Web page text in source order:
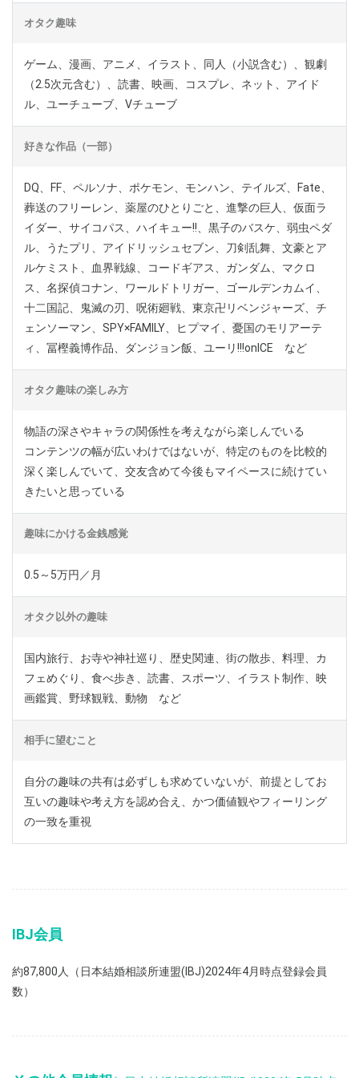
オタク趣味
ゲーム、漫画、アニメ、イラスト、同人（小説含む）、観劇
（2.5次元含む）、読書、映画、コスプレ、ネット、アイド
ル、ユーチューブ、Vチューブ
好きな作品（一部）
DQ、FF、ペルソナ、ポケモン、モンハン、テイルズ、Fate、
葬送のフリーレン、薬屋のひとりごと、進撃の巨人、仮面ラ
イダー、サイコパス、ハイキュー!!、黒子のバスケ、弱虫ペダ
ル、うたプリ、アイドリッシュセブン、刀剣乱舞、文豪とア
ルケミスト、血界戦線、コードギアス、ガンダム、マクロ
ス、名探偵コナン、ワールドトリガー、ゴールデンカムイ、
十二国記、鬼滅の刃、呪術廻戦、東京卍リベンジャーズ、チ
ェンソーマン、SPY×FAMILY、ヒプマイ、憂国のモリアーテ
ィ、冨樫義博作品、ダンジョン飯、ユーリ!!!onICE など
オタク趣味の楽しみ方
物語の深さやキャラの関係性を考えながら楽しんでいる
コンテンツの幅が広いわけではないが、特定のものを比較的
深く楽しんでいて、交友含めて今後もマイペースに続けてい
きたいと思っている
趣味にかける金銭感覚
0.5～5万円／月
オタク以外の趣味
国内旅行、お寺や神社巡り、歴史関連、街の散歩、料理、カ
フェめぐり、食べ歩き、読書、スポーツ、イラスト制作、映
画鑑賞、野球観戦、動物 など
相手に望むこと
自分の趣味の共有は必ずしも求めていないが、前提としてお
互いの趣味や考え方を認め合え、かつ価値観やフィーリング
の一致を重視
IBJ会員
約87,800人（日本結婚相談所連盟(IBJ)2024年4月時点登録会員
数）